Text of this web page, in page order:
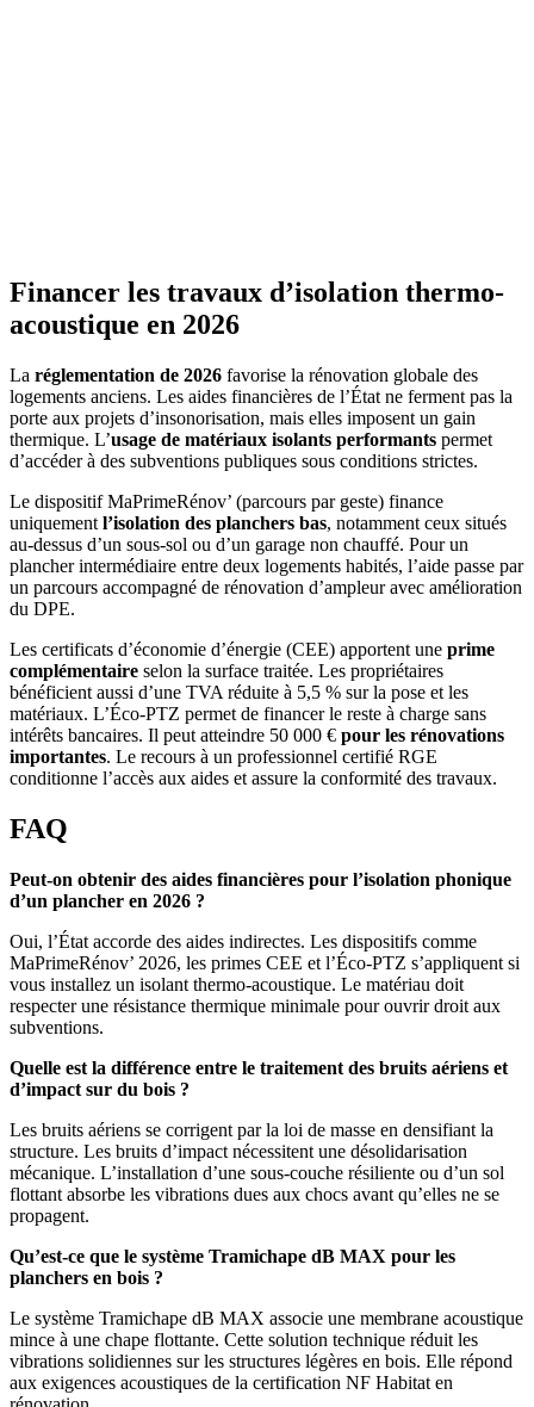
Financer les travaux d’isolation thermo-
acoustique en 2026
La réglementation de 2026 favorise la rénovation globale des
logements anciens. Les aides financières de l’État ne ferment pas la
porte aux projets d’insonorisation, mais elles imposent un gain
thermique. L’usage de matériaux isolants performants permet
d’accéder à des subventions publiques sous conditions strictes.
Le dispositif MaPrimeRénov’ (parcours par geste) finance
uniquement l’isolation des planchers bas, notamment ceux situés
au-dessus d’un sous-sol ou d’un garage non chauffé. Pour un
plancher intermédiaire entre deux logements habités, l’aide passe par
un parcours accompagné de rénovation d’ampleur avec amélioration
du DPE.
Les certificats d’économie d’énergie (CEE) apportent une prime
complémentaire selon la surface traitée. Les propriétaires
bénéficient aussi d’une TVA réduite à 5,5 % sur la pose et les
matériaux. L’Éco-PTZ permet de financer le reste à charge sans
intérêts bancaires. Il peut atteindre 50 000 € pour les rénovations
importantes. Le recours à un professionnel certifié RGE
conditionne l’accès aux aides et assure la conformité des travaux.
FAQ
Peut-on obtenir des aides financières pour l’isolation phonique
d’un plancher en 2026 ?
Oui, l’État accorde des aides indirectes. Les dispositifs comme
MaPrimeRénov’ 2026, les primes CEE et l’Éco-PTZ s’appliquent si
vous installez un isolant thermo-acoustique. Le matériau doit
respecter une résistance thermique minimale pour ouvrir droit aux
subventions.
Quelle est la différence entre le traitement des bruits aériens et
d’impact sur du bois ?
Les bruits aériens se corrigent par la loi de masse en densifiant la
structure. Les bruits d’impact nécessitent une désolidarisation
mécanique. L’installation d’une sous-couche résiliente ou d’un sol
flottant absorbe les vibrations dues aux chocs avant qu’elles ne se
propagent.
Qu’est-ce que le système Tramichape dB MAX pour les
planchers en bois ?
Le système Tramichape dB MAX associe une membrane acoustique
mince à une chape flottante. Cette solution technique réduit les
vibrations solidiennes sur les structures légères en bois. Elle répond
aux exigences acoustiques de la certification NF Habitat en